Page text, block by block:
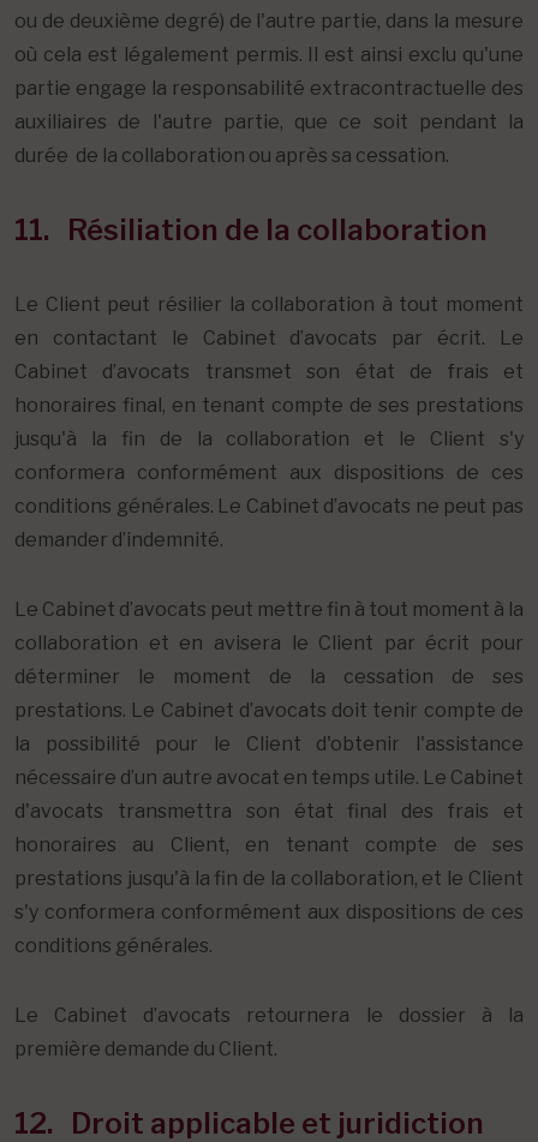
ou de deuxième degré) de l'autre partie, dans la mesure
où cela est légalement permis. Il est ainsi exclu qu'une
partie engage la responsabilité extracontractuelle des
auxiliaires de l'autre partie, que ce soit pendant la
durée de la collaboration ou après sa cessation.
11. Résiliation de la collaboration
Le Client peut résilier la collaboration à tout moment
en contactant le Cabinet d’avocats par écrit. Le
Cabinet d’avocats transmet son état de frais et
honoraires final, en tenant compte de ses prestations
jusqu'à la fin de la collaboration et le Client s'y
conformera conformément aux dispositions de ces
conditions générales. Le Cabinet d’avocats ne peut pas
demander d’indemnité.
Le Cabinet d’avocats peut mettre fin à tout moment à la
collaboration et en avisera le Client par écrit pour
déterminer le moment de la cessation de ses
prestations. Le Cabinet d’avocats doit tenir compte de
la possibilité pour le Client d'obtenir l'assistance
nécessaire d’un autre avocat en temps utile. Le Cabinet
d'avocats transmettra son état final des frais et
honoraires au Client, en tenant compte de ses
prestations jusqu'à la fin de la collaboration, et le Client
s'y conformera conformément aux dispositions de ces
conditions générales.
Le Cabinet d’avocats retournera le dossier à la
première demande du Client.
12. Droit applicable et juridiction